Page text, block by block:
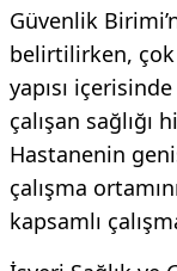
Güvenlik
belirtilirken, çok
yapısı
çalışan
Hastanenin
çalışma
kapsamlı